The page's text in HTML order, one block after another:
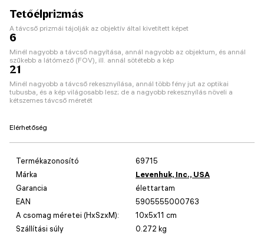
Tetőélprizmás
A távcső prizmái tájolják az objektív által kivetített képet
6
Minél nagyobb a távcső nagyítása, annál nagyobb az objektum, és annál
szűkebb a látómező (FOV), ill. annál sötétebb a kép
21
Minél nagyobb a távcső rekesznyílása, annál több fény jut az optikai
tubusba, és a kép világosabb lesz; de a nagyobb rekesznyílás növeli a
kétszemes távcső méretét
Elérhetőség
Termékazonosító
69715
Márka
Levenhuk, Inc., USA
Garancia
élettartam
EAN
5905555000763
A csomag méretei (HxSzxM):
10x5x11 cm
Szállítási súly
0.272 kg